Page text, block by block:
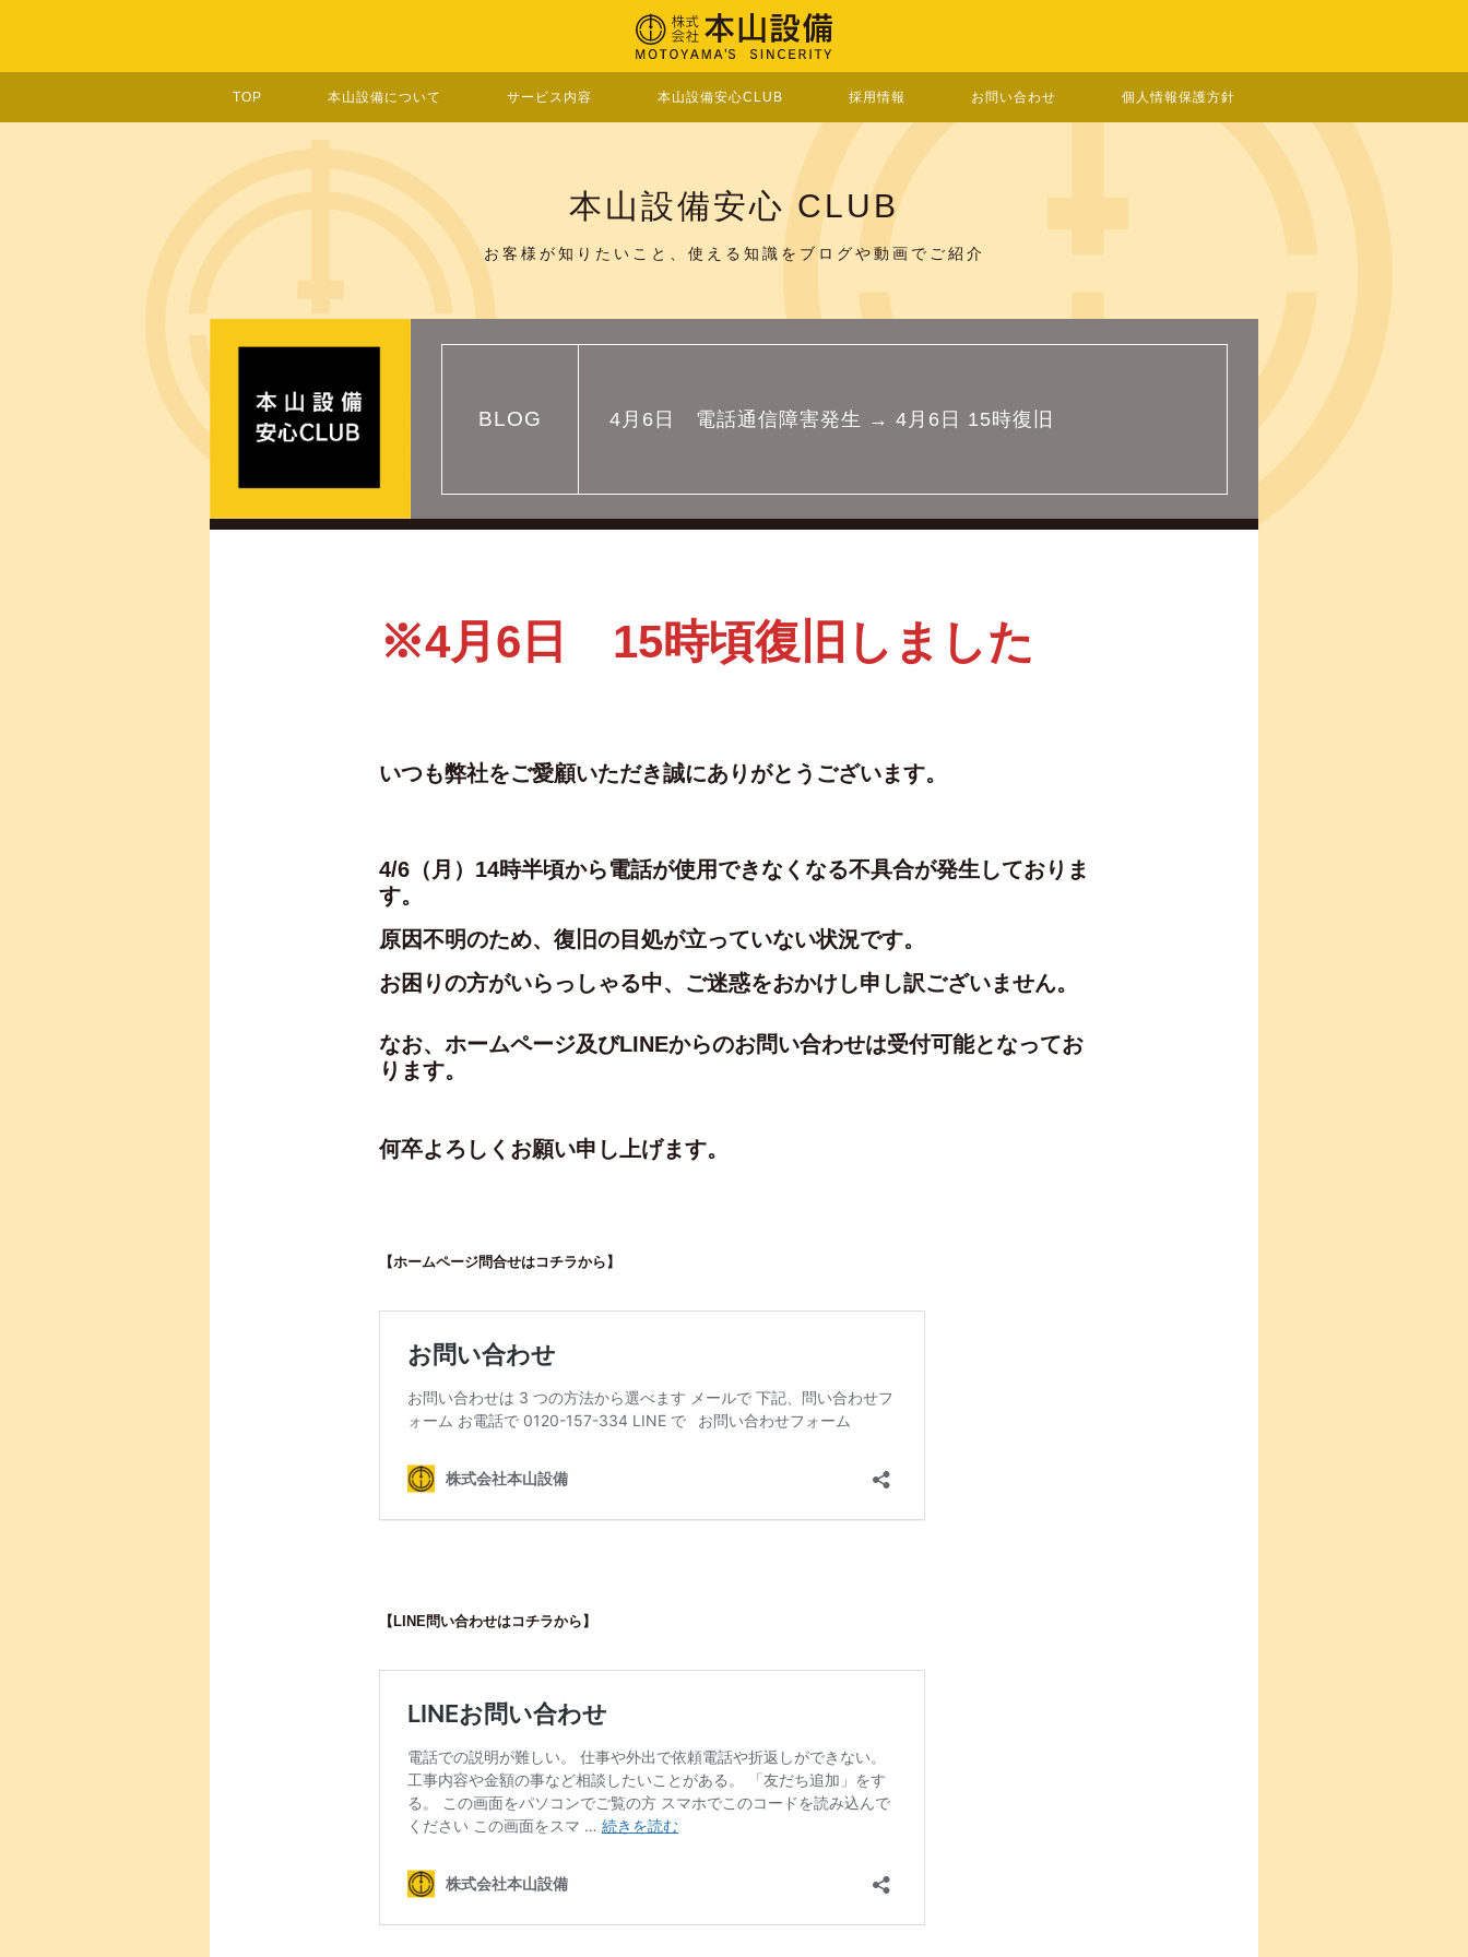
TOP 本山設備について サービス内容 本山設備安心CLUB 採用情報 お問い合わせ 個人情報保護方針
本山設備安心 CLUB
お客様が知りたいこと、使える知識を ブログや動画でご紹介
BLOG 4月6日 電話通信障害発生 → 4月6日 15時復旧
※4月6日 15時頃復旧しました
いつも弊社をご愛顧いただき誠にありがとうございます。
4/6（月）14時半頃から電話が使用できなくなる不具合が発生しておりま
す。
原因不明のため、復旧の目処が立っていない状況です。
お困りの方がいらっしゃる中、ご迷惑をおかけし申し訳ございません。
なお、ホームページ及びLINEからのお問い合わせは受付可能となってお
ります。
何卒よろしくお願い申し上げます。
【ホームページ問合せはコチラから】
【LINE問い合わせはコチラから】